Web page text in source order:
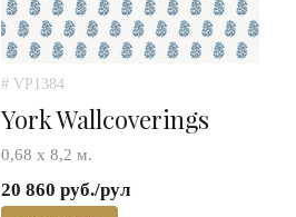
# VP1384
York Wallcoverings
0,68 х 8,2 м.
20 860 руб./рул